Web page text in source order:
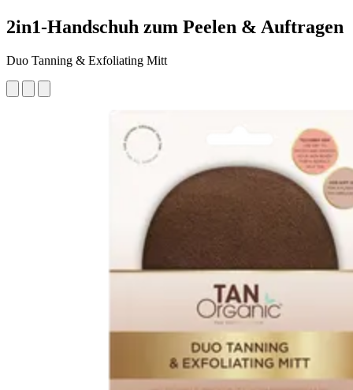
2in1-Handschuh zum Peelen & Auftragen
Duo Tanning & Exfoliating Mitt